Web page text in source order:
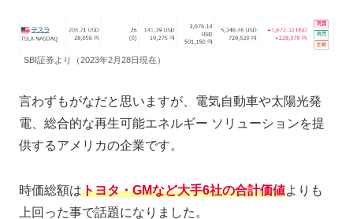
SBI証券より（2023年2月28日現在）
言わずもがなだと思いますが、電気自動車や太陽光発
電、総合的な再生可能エネルギー ソリューションを提
供するアメリカの企業です。
時価総額はトヨタ・GMなど大手6社の合計価値よりも
上回った事で話題になりました。